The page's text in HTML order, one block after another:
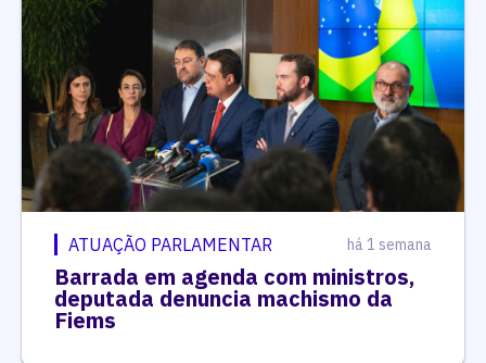
ATUAÇÃO PARLAMENTAR há 1 semana
Barrada em agenda com ministros,
deputada denuncia machismo da
Fiems